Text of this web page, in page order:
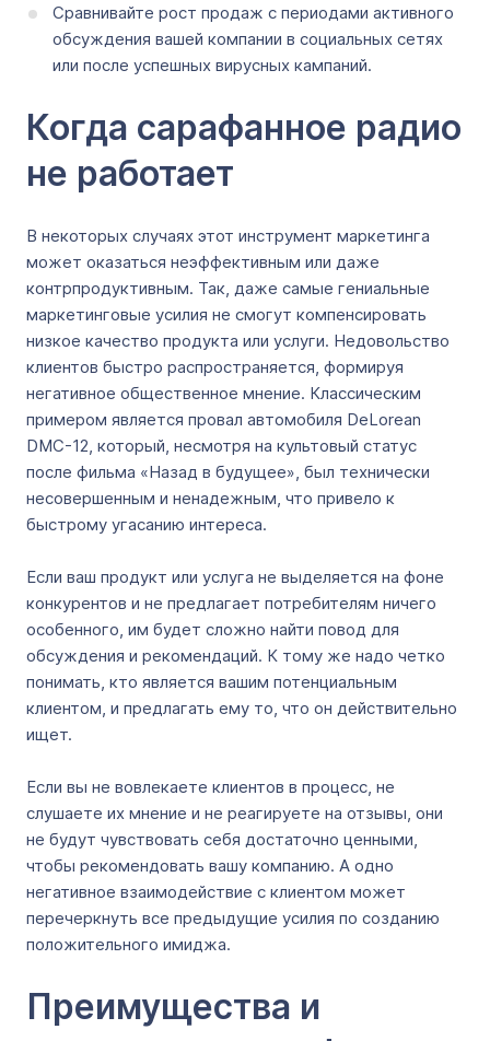
Сравнивайте рост продаж с периодами активного
обсуждения вашей компании в социальных сетях
или после успешных вирусных кампаний.
Когда сарафанное радио
не работает
В некоторых случаях этот инструмент маркетинга
может оказаться неэффективным или даже
контрпродуктивным. Так, даже самые гениальные
маркетинговые усилия не смогут компенсировать
низкое качество продукта или услуги. Недовольство
клиентов быстро распространяется, формируя
негативное общественное мнение. Классическим
примером является провал автомобиля DeLorean
DMC-12, который, несмотря на культовый статус
после фильма «Назад в будущее», был технически
несовершенным и ненадежным, что привело к
быстрому угасанию интереса.
Если ваш продукт или услуга не выделяется на фоне
конкурентов и не предлагает потребителям ничего
особенного, им будет сложно найти повод для
обсуждения и рекомендаций. К тому же надо четко
понимать, кто является вашим потенциальным
клиентом, и предлагать ему то, что он действительно
ищет.
Если вы не вовлекаете клиентов в процесс, не
слушаете их мнение и не реагируете на отзывы, они
не будут чувствовать себя достаточно ценными,
чтобы рекомендовать вашу компанию. А одно
негативное взаимодействие с клиентом может
перечеркнуть все предыдущие усилия по созданию
положительного имиджа.
Преимущества и